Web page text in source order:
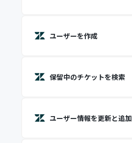
ユーザーを作成
保留中のチケットを検索
ユーザー情報を更新と追加